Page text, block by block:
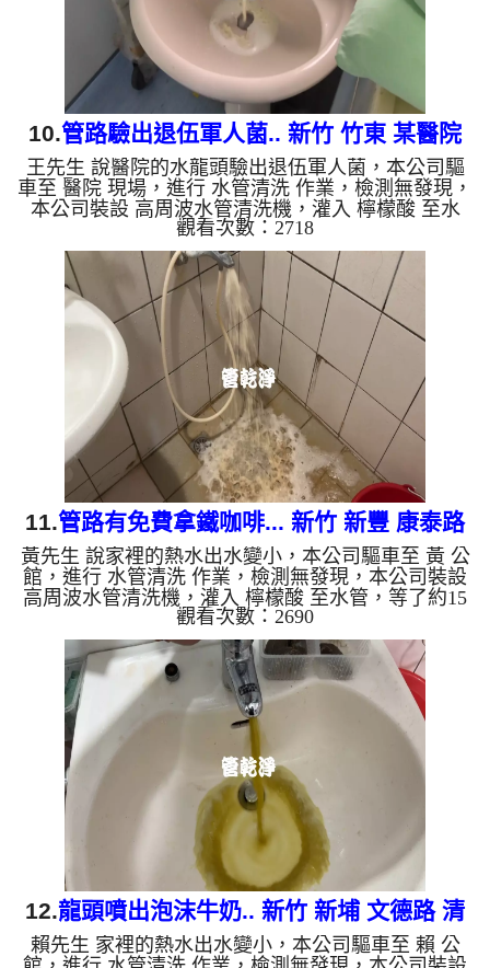
10.管路驗出退伍軍人菌.. 新竹 竹東 某醫院
洗管路
王先生 說醫院的水龍頭驗出退伍軍人菌，本公司驅
車至 醫院 現場，進行 水管清洗 作業，檢測無發現，
本公司裝設 高周波水管清洗機，灌入 檸檬酸 至水
管，等了約15分，開啟 水管清洗機 ，啟動 螺旋波 模
式，剛開始灌入藥水洗管路就噴出黃色泡沫水，越洗
泡沫就越多，幾個小時後，出水變乾淨出水也變大
了。 如是自來水，如水管老化，會產生鐵鏽跟泥沙
堆積，洗出來的水就會是咖啡色，地下水含有氧化
錳，管壁上會結成黑色管垢，洗出來的水會跟石油一
樣黑，有些洗出綠色的水，是因為裡面有銅的物質，
生鏽產生銅綠，如是藍色...
觀看次數：2718
11.管路有免費拿鐵咖啡... 新竹 新豐 康泰路
洗水管
黃先生 說家裡的熱水出水變小，本公司驅車至 黃 公
館，進行 水管清洗 作業，檢測無發現，本公司裝設
高周波水管清洗機，灌入 檸檬酸 至水管，等了約15
分，開啟 水管清洗機 ，啟動 螺旋波 模式，一開始只
流淡淡髒水，忽然顏色變咖啡色，就像拿鐵咖啡，兩
個多小時後，出水量乾淨熱水出水量恢復了。 如是
自來水，如水管老化，會產生鐵鏽跟泥沙堆積，洗出
來的水就會是咖啡色，地下水含有氧化錳，管壁上會
結成黑色管垢，洗出來的水會跟石油一樣黑，有些洗
出綠色的水，是因為裡面有銅的物質，生鏽產生銅
綠，如是藍色的水，...
觀看次數：2690
12.龍頭噴出泡沫牛奶.. 新竹 新埔 文德路 清
洗水管
賴先生 家裡的熱水出水變小，本公司驅車至 賴 公